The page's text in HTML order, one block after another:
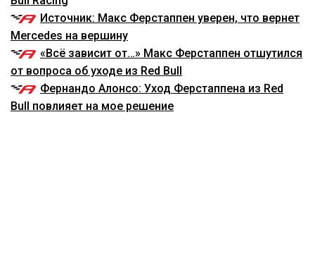
Источник: Макс Ферстаппен уверен, что вернет
Mercedes на вершину
«Всё зависит от…» Макс Ферстаппен отшутился
от вопроса об уходе из Red Bull
Фернандо Алонсо: Уход Ферстаппена из Red
Bull повлияет на мое решение